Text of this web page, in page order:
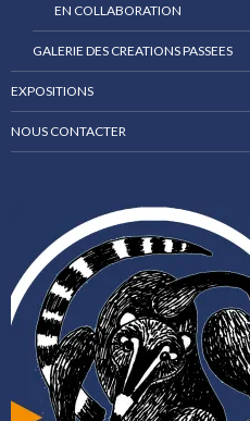
EN COLLABORATION
GALERIE DES CREATIONS PASSEES
EXPOSITIONS
NOUS CONTACTER